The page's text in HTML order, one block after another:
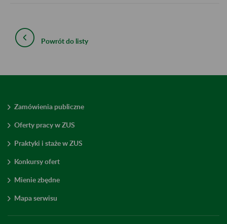
Powrót do listy
Zamówienia publiczne
Oferty pracy w ZUS
Praktyki i staże w ZUS
Konkursy ofert
Mienie zbędne
Mapa serwisu